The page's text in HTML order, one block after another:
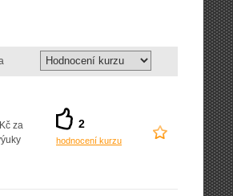
za
2
hodnocení kurzu